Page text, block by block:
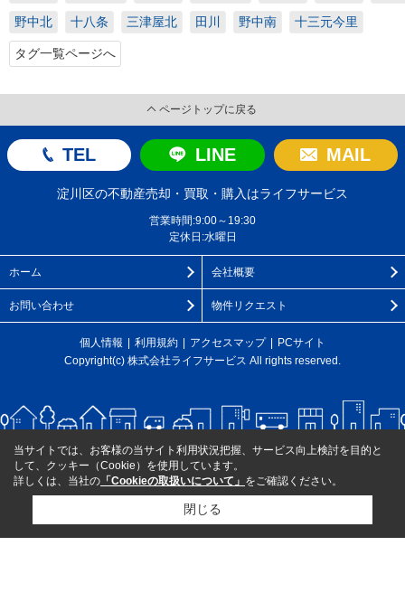
野中北 十八条 三津屋北 田川 野中南 十三元今里
タグ一覧ページへ
ページトップに戻る
TEL LINE MAIL
淀川区の不動産売却・買取・購入はライフサービス
営業時間:9:00～19:30
定休日:水曜日
ホーム 会社概要
お問い合わせ 物件リクエスト
個人情報 利用規約 アクセスマップ
PCサイト
Copyright(c) 株式会社ライフサービス All rights reserved.
当サイトでは、お客様の当サイト利用状況把握、サービス向上検討を目的と
して、クッキー（Cookie）を使用しています。
詳しくは、当社の 「Cookieの取扱いについて」 をご確認ください。
閉じる